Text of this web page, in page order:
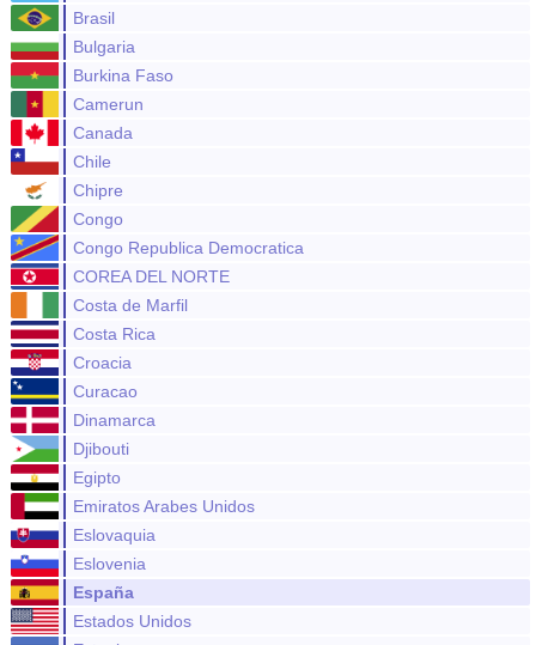
Brasil
Bulgaria
Burkina Faso
Camerun
Canada
Chile
Chipre
Congo
Congo Republica Democratica
COREA DEL NORTE
Costa de Marfil
Costa Rica
Croacia
Curacao
Dinamarca
Djibouti
Egipto
Emiratos Arabes Unidos
Eslovaquia
Eslovenia
España
Estados Unidos